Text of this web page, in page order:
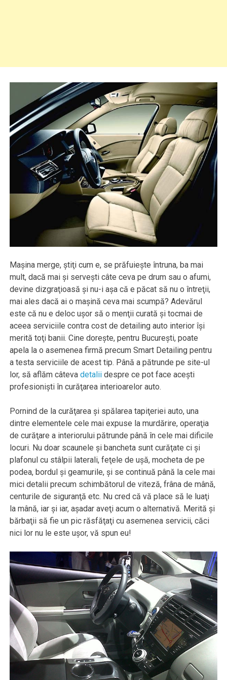
Maşina merge, ştiţi cum e, se prăfuieşte întruna, ba mai
mult, dacă mai şi serveşti câte ceva pe drum sau o afumi,
devine dizgraţioasă şi nu-i aşa că e păcat să nu o întreţii,
mai ales dacă ai o maşină ceva mai scumpă? Adevărul
este că nu e deloc uşor să o menţii curată şi tocmai de
aceea serviciile contra cost de detailing auto interior îşi
merită toţi banii. Cine doreşte, pentru Bucureşti, poate
apela la o asemenea firmă precum Smart Detailing pentru
a testa serviciile de acest tip. Până a pătrunde pe site-ul
lor, să aflăm câtevadetalii despre ce pot face aceşti
profesionişti în curăţarea interioarelor auto.
Pornind de la curăţarea şi spălarea tapiţeriei auto, una
dintre elementele cele mai expuse la murdărire, operaţia
de curăţare a interiorului pătrunde până în cele mai dificile
locuri. Nu doar scaunele şi bancheta sunt curăţate ci şi
plafonul cu stâlpii laterali, feţele de uşă, mocheta de pe
podea, bordul şi geamurile, şi se continuă până la cele mai
mici detalii precum schimbătorul de viteză, frâna de mână,
centurile de siguranţă etc. Nu cred că vă place să le luaţi
la mână, iar şi iar, aşadar aveţi acum o alternativă. Merită şi
bărbaţii să fie un pic răsfăţaţi cu asemenea servicii, căci
nici lor nu le este uşor, vă spun eu!